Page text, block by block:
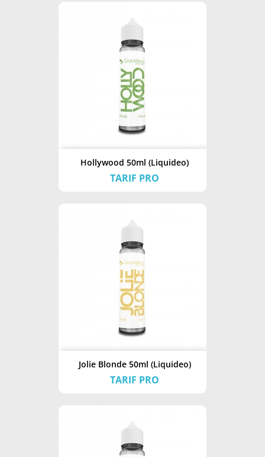
Hollywood 50ml (Liquideo)
TARIF PRO
Jolie Blonde 50ml (Liquideo)
TARIF PRO